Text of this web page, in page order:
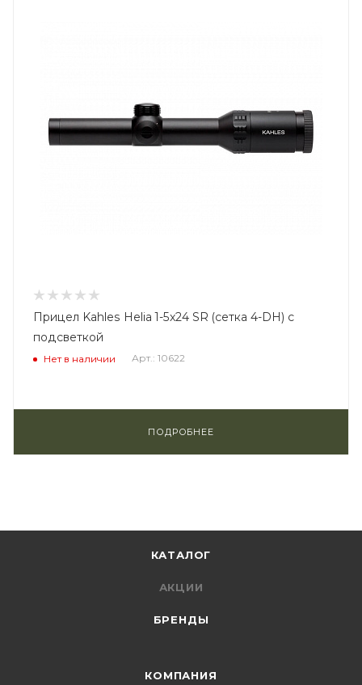
Прицел Kahles Helia 1-5x24 SR (сетка 4-DH) с
подсветкой
Нет в наличии Арт.: 10622
ПОДРОБНЕЕ
КАТАЛОГ
АКЦИИ
БРЕНДЫ
КОМПАНИЯ